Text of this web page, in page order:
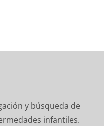
y búsqueda de
infantiles.